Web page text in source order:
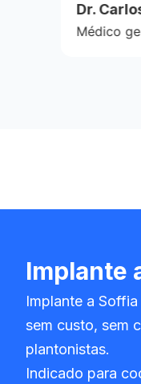
Dr.
Médico
Implante
Implante a
sem custo, sem
plantonistas.
Indicado para